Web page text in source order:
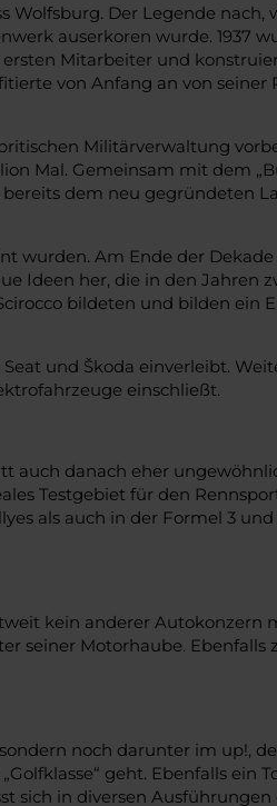
Wolfsburg. Der Legende nach,
auserkoren wurde. 1937
Mitarbeiter und
von Anfang an von seiner
Militärverwaltung
Mal. Gemeinsam mit dem
dem neu gegründeten
wurden. Am Ende der
her, die in den Jahren
bildeten und bilden ein
und Škoda einverleibt.
einschließt.
auch danach eher
Testgebiet für den
als auch in der Formel 3
kein anderer Autokonzern
seiner Motorhaube. Ebenfalls
noch darunter im up!,
geht. Ebenfalls ein
sich in diversen